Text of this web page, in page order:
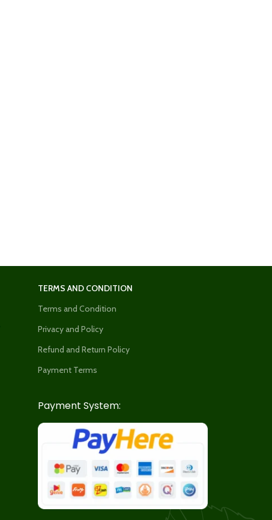
TERMS AND CONDITION
Terms and Condition
Privacy and Policy
Refund and Return Policy
Payment Terms
Payment System: